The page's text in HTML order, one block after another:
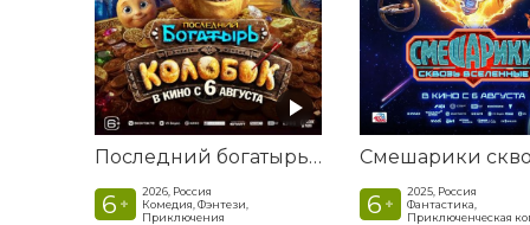
Последний богатырь. Колобок
6 +
2026, Россия
Комедия, Фэнтези,
Приключения
6 +
2025, Россия
Фантастика,
Приключенческая